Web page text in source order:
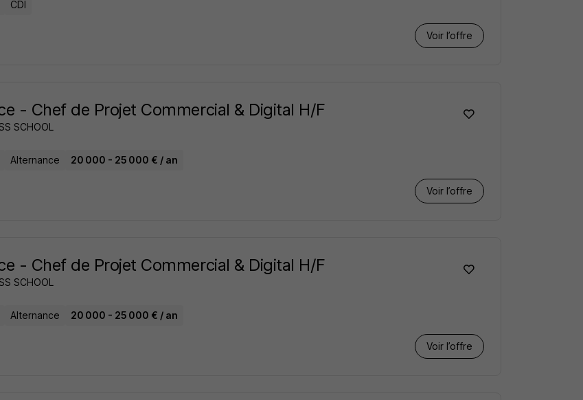
CDI
Voir l’offre
- Chef de Projet Commercial & Digital H/F
SCHOOL
Alternance 20 000 - 25 000 € / an
Voir l’offre
- Chef de Projet Commercial & Digital H/F
SCHOOL
Alternance 20 000 - 25 000 € / an
Voir l’offre